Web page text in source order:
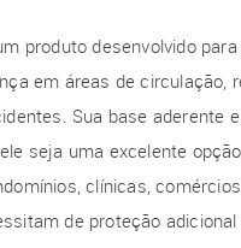
produto desenvolvido
em áreas de circulação,
Sua base aderente
seja uma excelente
clínicas,
de proteção adicional